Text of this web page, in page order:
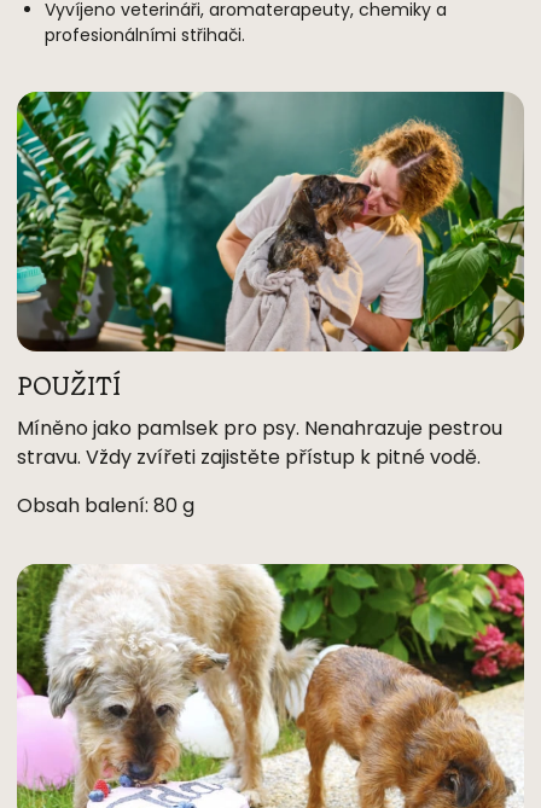
Vyvíjeno veterináři, aromaterapeuty, chemiky a
profesionálními střihači.
POUŽITÍ
Míněno jako pamlsek pro psy. Nenahrazuje pestrou
stravu. Vždy zvířeti zajistěte přístup k pitné vodě.
Obsah balení: 80 g